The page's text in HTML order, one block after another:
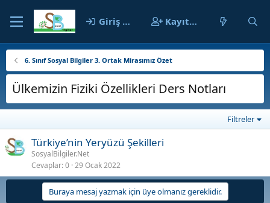
Giriş yap Kayıt ol
6. Sınıf Sosyal Bilgiler 3. Ortak Mirasımız Özet
Ülkemizin Fiziki Özellikleri Ders Notları
Filtreler
Türkiye’nin Yeryüzü Şekilleri
SosyalBilgiler.Net
Cevaplar 0 29 Ocak 2022
Buraya mesaj yazmak için üye olmanız gereklidir.